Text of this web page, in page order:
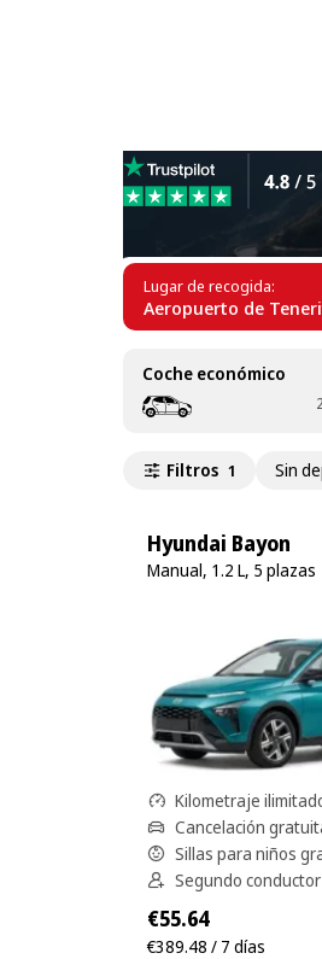
Lugar de recogida:
Aeropuerto de
Coche económico
Filtros 1 Sin
Hyundai Bayon
Manual, 1.2 L, 5 plazas
Kilometraje
Cancelación
Sillas para niños
Segundo
€55.64
€389.48 / 7 días